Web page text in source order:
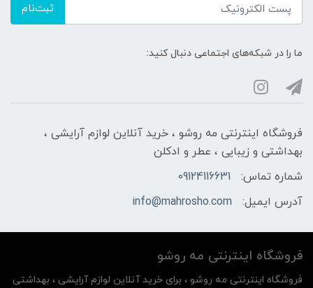
ثبت‌نام
ما را در شبکه‌های اجتماعی دنبال کنید:
فروشگاه اینترنتی مه‌ رو‌شو ، خرید آنلاین لوازم آرایشی ،
بهداشتی و زیبایی ، عطر و ادکلن
شماره تماس:
09124116631
آدرس ایمیل:
info@mahrosho.com
فروشگاه اینترنتی مه‌ رو‌شو
فروشگاه اینترنتی مه‌ رو‌شو ، برای خرید آنلاین لوازم آرایشی ، بهداشتی